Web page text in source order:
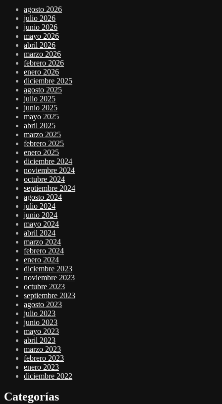
agosto 2026
julio 2026
junio 2026
mayo 2026
abril 2026
marzo 2026
febrero 2026
enero 2026
diciembre 2025
agosto 2025
julio 2025
junio 2025
mayo 2025
abril 2025
marzo 2025
febrero 2025
enero 2025
diciembre 2024
noviembre 2024
octubre 2024
septiembre 2024
agosto 2024
julio 2024
junio 2024
mayo 2024
abril 2024
marzo 2024
febrero 2024
enero 2024
diciembre 2023
noviembre 2023
octubre 2023
septiembre 2023
agosto 2023
julio 2023
junio 2023
mayo 2023
abril 2023
marzo 2023
febrero 2023
enero 2023
diciembre 2022
Categorías